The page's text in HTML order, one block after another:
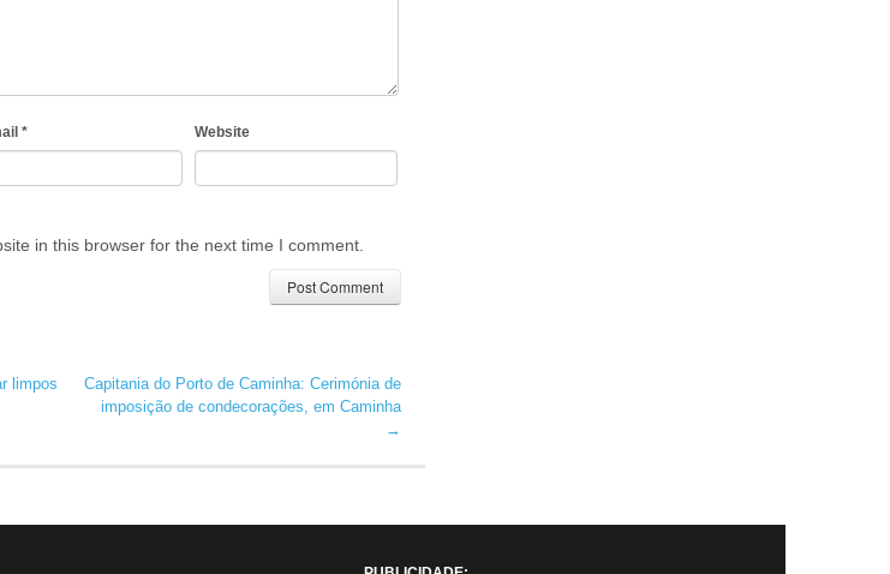
* Website
in this browser for the next time I comment.
limpos
Capitania do Porto de Caminha: Cerimónia de
imposição de condecorações, em Caminha
→